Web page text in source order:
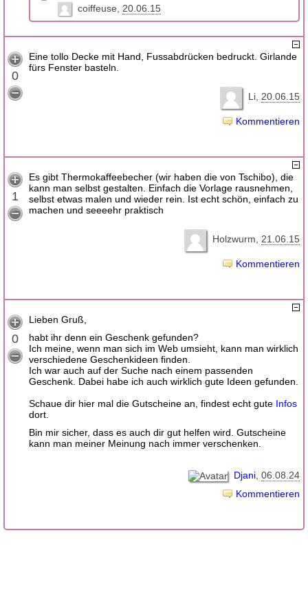
coiffeuse
20.06.15
0
Eine tollo Decke mit Hand, Fussabdrücken bedruckt. Girlande
fürs Fenster basteln.
Li 20.06.15
Kommentieren
1
Es gibt Thermokaffeebecher (wir haben die von Tschibo), die
kann man selbst gestalten. Einfach die Vorlage rausnehmen,
selbst etwas malen und wieder rein. Ist echt schön, einfach zu
machen und seeeehr praktisch
Holzwurm 21.06.15
Kommentieren
0
Lieben Gruß,
habt ihr denn ein Geschenk gefunden?
Ich meine, wenn man sich im Web umsieht, kann man wirklich
verschiedene Geschenkideen finden.
Ich war auch auf der Suche nach einem passenden
Geschenk. Dabei habe ich auch wirklich gute Ideen gefunden.
Schaue dir hier mal die Gutscheine an, findest echt gute Infos
dort.
Bin mir sicher, dass es auch dir gut helfen wird. Gutscheine
kann man meiner Meinung nach immer verschenken.
Djani 06.08.24
Kommentieren